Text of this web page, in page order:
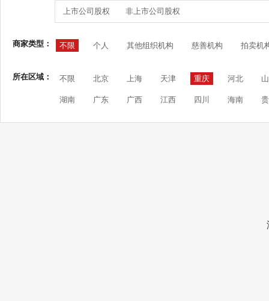
上市公司股权 非上市公司股权
商家类型： 不限 个人 其他组织机构 慈善机构 拍卖机
所在区域： 不限 北京 上海 天津 重庆 河北
湖南 广东 广西 江西 四川 海南